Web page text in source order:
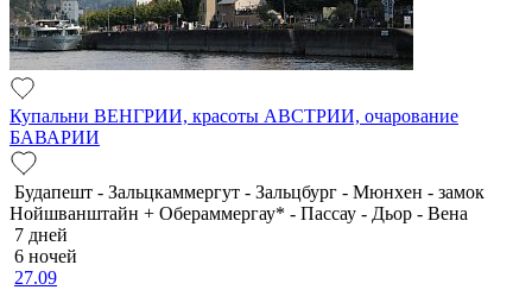
Купальни ВЕНГРИИ, красоты АВСТРИИ, очарование
БАВАРИИ
Будапешт - Зальцкаммергут - Зальцбург - Мюнхен - замок
Нойшванштайн + Обераммергау* - Пассау - Дьор - Вена
7 дней
6 ночей
27.09